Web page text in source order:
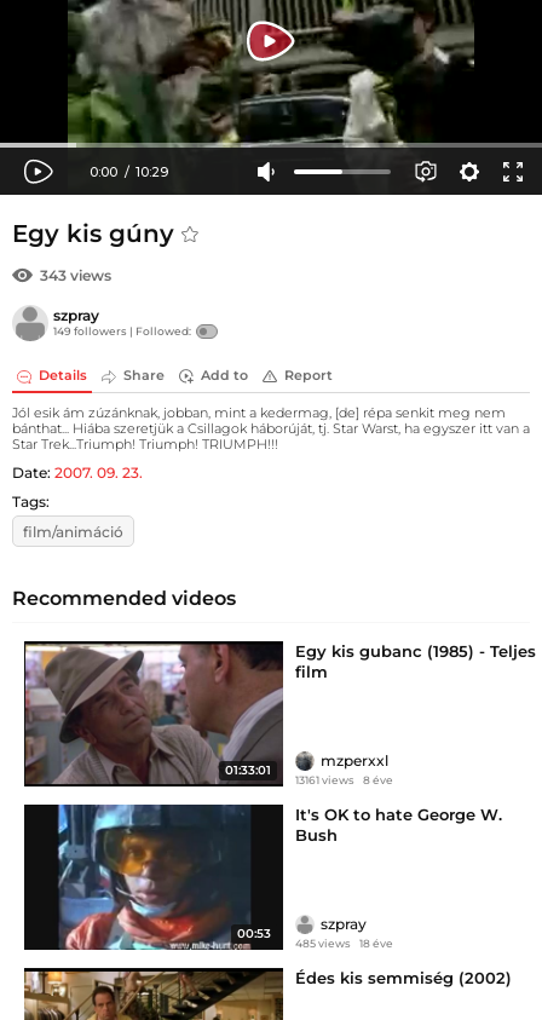
Egy kis gúny
343 views
szpray
149 followers | Followed:
Details Share Add to Report
Jól esik ám zúzánknak, jobban, mint a kedermag, [de] répa senkit meg nem
bánthat... Hiába szeretjük a Csillagok háborúját, tj. Star Warst, ha egyszer itt van a
Star Trek...Triumph! Triumph! TRIUMPH!!!
Date: 2007. 09. 23.
Tags:
film/animáció
Recommended videos
01:33:01
Egy kis gubanc (1985) - Teljes
film
mzperxxl
13161 views 8 éve
00:53
It's OK to hate George W.
Bush
szpray
485 views 18 éve
Édes kis semmiség (2002)